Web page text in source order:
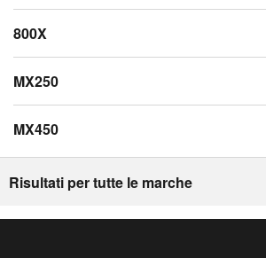
800X
MX250
MX450
Risultati per tutte le marche